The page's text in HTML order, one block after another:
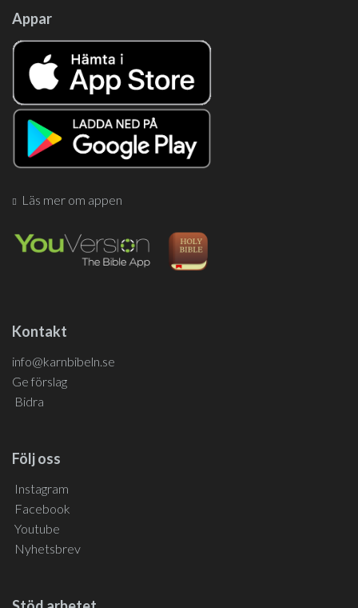
Appar
Läs mer om appen
Kontakt
info@karnbibeln.se
Ge förslag
Bidra
Följ oss
Instagram
Facebook
Youtube
Nyhetsbrev